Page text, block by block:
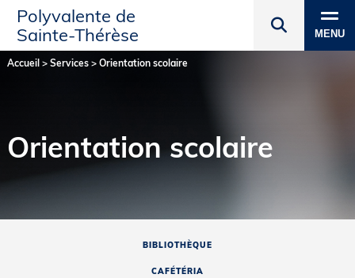
Polyvalente de
Sainte‑Thérèse
MENU
Accueil> Services> Orientation scolaire
Orientation scolaire
BIBLIOTHÈQUE
CAFÉTÉRIA